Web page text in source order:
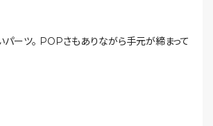
パーツ。 POPさもありながら手元が締まって